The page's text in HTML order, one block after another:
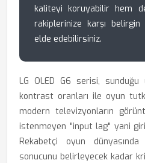
kaliteyi koruyabilir hem
rakiplerinize karşı belirgin
elde edebilirsiniz.
LG OLED G6 serisi,
kontrast oranları ile oyun
modern televizyonların
istenmeyen "input lag" yani
Rekabetçi oyun
sonucunu belirleyecek kadar